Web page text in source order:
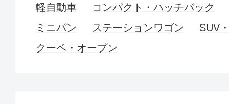
軽自動車
コンパクト・ハッチバック
ミニバン
ステーションワゴン
SUV
クーペ・オープン